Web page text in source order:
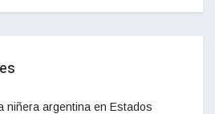
niñera argentina en Estados